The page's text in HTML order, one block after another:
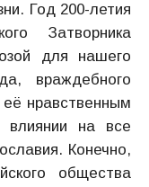
Год 200-летия
Затворника
для нашего
враждебного
её нравственным
влиянии на все
Конечно,
общества